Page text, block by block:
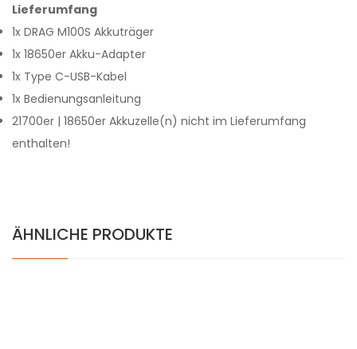
Lieferumfang
1x DRAG M100S Akkuträger
1x 18650er Akku-Adapter
1x Type C-USB-Kabel
1x Bedienungsanleitung
21700er | 18650er Akkuzelle(n) nicht im Lieferumfang
enthalten!
ÄHNLICHE PRODUKTE